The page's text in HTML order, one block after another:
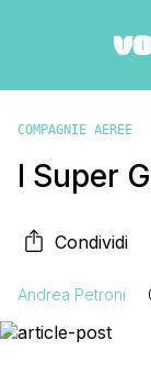
COMPAGNIE AEREE
I Super
Condividi
Andrea Petroni